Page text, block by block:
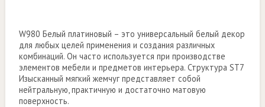
W980 Белый платиновый – это универсальный белый декор
для любых целей применения и создания различных
комбинаций. Он часто используется при производстве
элементов мебели и предметов интерьера. Структура ST7
Изысканный мягкий жемчуг представляет собой
нейтральную, практичную и достаточно матовую
поверхность.